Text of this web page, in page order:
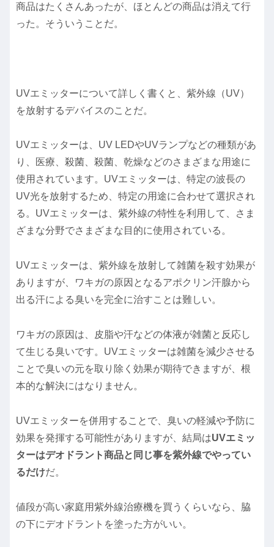
商品はたくさんあったが、ほとんどの商品は消えて行
った。そういうことだ。
UVエミッターについて詳しく書くと、紫外線（UV）
を放射するデバイスのことだ。
UVエミッターは、UV LEDやUVランプなどの種類があ
り、医療、殺菌、殺菌、乾燥などのさまざまな用途に
使用されています。UVエミッターは、特定の波長の
UV光を放射するため、特定の用途に合わせて選択され
る。UVエミッターは、紫外線の特性を利用して、さま
ざまな分野でさまざまな目的に使用されている。
UVエミッターは、紫外線を放射して雑菌を殺す効果が
ありますが、ワキガの原因となるアポクリン汗腺から
出る汗による臭いを完全に治すことは難しい。
ワキガの原因は、皮脂や汗などの体液が雑菌と反応し
て生じる臭いです。UVエミッターは雑菌を減少させる
ことで臭いの元を取り除く効果が期待できますが、根
本的な解決にはなりません。
UVエミッターを併用することで、臭いの軽減や予防に
効果を発揮する可能性がありますが、結局はUVエミッ
ターはデオドラント商品と同じ事を紫外線でやってい
るだけだ。
値段が高い家庭用紫外線治療機を買うくらいなら、脇
の下にデオドラントを塗った方がいい。